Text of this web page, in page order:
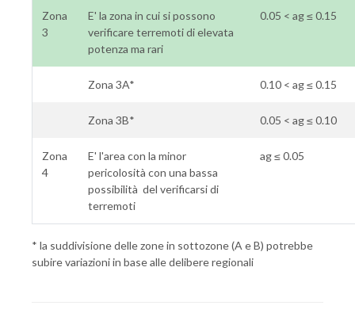
Zona
3
E' la zona in cui si possono
verificare terremoti di elevata
potenza ma rari
0.05 < ag ≤ 0.15
Zona 3A* 0.10 < ag ≤ 0.15
Zona 3B* 0.05 < ag ≤ 0.10
Zona
4
E' l'area con la minor
pericolosità con una bassa
possibilità del verificarsi di
terremoti
ag ≤ 0.05
* la suddivisione delle zone in sottozone (A e B) potrebbe
subire variazioni in base alle delibere regionali